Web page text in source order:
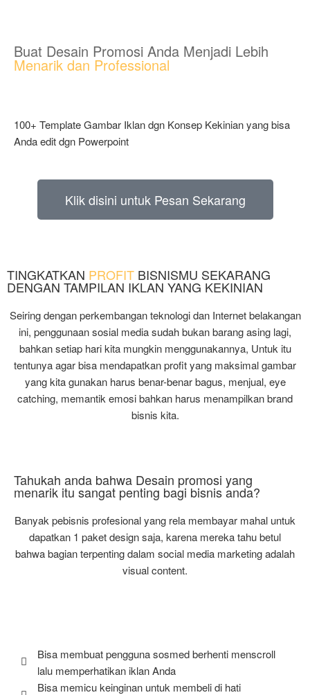
Buat Desain Promosi Anda Menjadi Lebih
Menarik dan Professional
100+ Template Gambar Iklan dgn Konsep Kekinian yang bisa
Anda edit dgn Powerpoint
Klik disini untuk Pesan Sekarang
TINGKATKAN PROFIT BISNISMU SEKARANG
DENGAN TAMPILAN IKLAN YANG KEKINIAN
Seiring dengan perkembangan teknologi dan Internet belakangan
ini, penggunaan sosial media sudah bukan barang asing lagi,
bahkan setiap hari kita mungkin menggunakannya, Untuk itu
tentunya agar bisa mendapatkan profit yang maksimal gambar
yang kita gunakan harus benar-benar bagus, menjual, eye
catching, memantik emosi bahkan harus menampilkan brand
bisnis kita.
Tahukah anda bahwa Desain promosi yang
menarik itu sangat penting bagi bisnis anda?
Banyak pebisnis profesional yang rela membayar mahal untuk
dapatkan 1 paket design saja, karena mereka tahu betul
bahwa bagian terpenting dalam social media marketing adalah
visual content.
Bisa membuat pengguna sosmed berhenti menscroll
lalu memperhatikan iklan Anda
Bisa memicu keinginan untuk membeli di hati